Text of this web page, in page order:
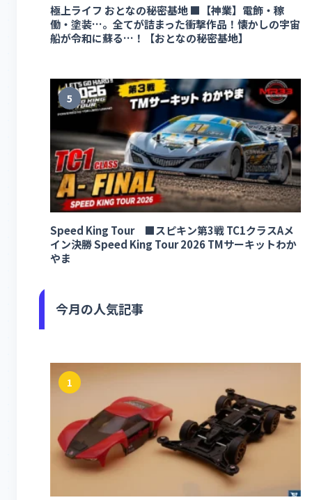
極上ライフ おとなの秘密基地 ■【神業】電飾・稼
働・塗装…。全てが詰まった衝撃作品！懐かしの宇宙
船が令和に蘇る…！【おとなの秘密基地】
5
Speed King Tour ■スピキン第3戦 TC1クラスAメ
イン決勝 Speed King Tour 2026 TMサーキットわか
やま
今月の人気記事
1